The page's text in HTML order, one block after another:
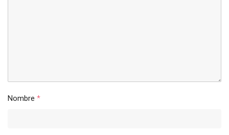
Nombre *